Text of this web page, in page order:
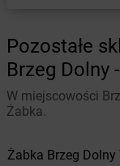
Pozostałe
Brzeg Dolny
W miejscowości
Żabka.
Żabka Brzeg Dolny